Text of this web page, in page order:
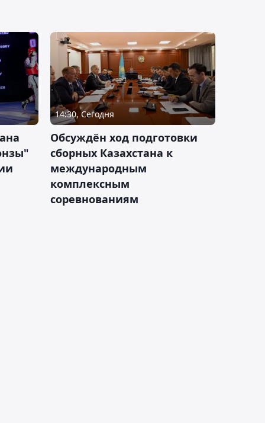
14:30, Сегодня
Обсуждён ход подготовки
сборных Казахстана к
международным
комплексным
соревнованиям